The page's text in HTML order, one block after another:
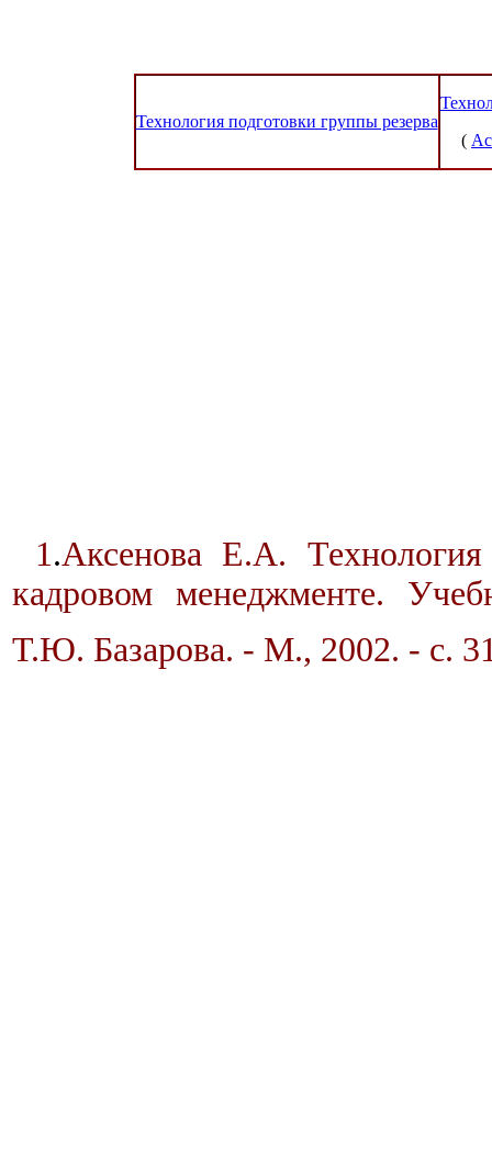
Технология подготовки группы резерва
(
1 .Аксенова Е.А.
кадровом менеджменте.
Т.Ю. Базарова. - М., 2002. - с.